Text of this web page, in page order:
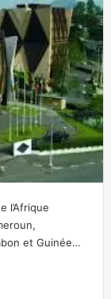
l’Afrique
et Guinée…